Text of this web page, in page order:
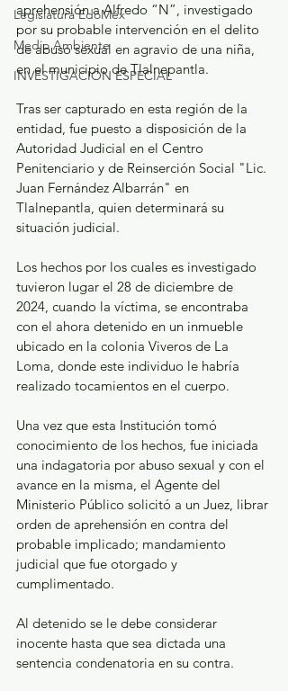
Legislatura EdoMéx
Medio Ambiente
INVESTIGACIÓN ESPECIAL
aprehensión a Alfredo “N”, investigado
por su probable intervención en el delito
de abuso sexual en agravio de una niña,
en el municipio de Tlalnepantla.
Tras ser capturado en esta región de la
entidad, fue puesto a disposición de la
Autoridad Judicial en el Centro
Penitenciario y de Reinserción Social "Lic.
Juan Fernández Albarrán" en
Tlalnepantla, quien determinará su
situación judicial.
Los hechos por los cuales es investigado
tuvieron lugar el 28 de diciembre de
2024, cuando la víctima, se encontraba
con el ahora detenido en un inmueble
ubicado en la colonia Viveros de La
Loma, donde este individuo le habría
realizado tocamientos en el cuerpo.
Una vez que esta Institución tomó
conocimiento de los hechos, fue iniciada
una indagatoria por abuso sexual y con el
avance en la misma, el Agente del
Ministerio Público solicitó a un Juez, librar
orden de aprehensión en contra del
probable implicado; mandamiento
judicial que fue otorgado y
cumplimentado.
Al detenido se le debe considerar
inocente hasta que sea dictada una
sentencia condenatoria en su contra.